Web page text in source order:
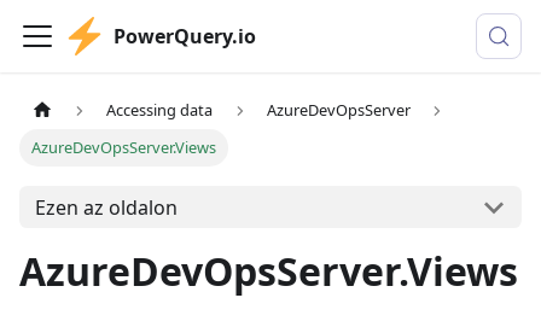
PowerQuery.io
Accessing data
AzureDevOpsServer
AzureDevOpsServer.Views
Ezen az oldalon
AzureDevOpsServer.Views